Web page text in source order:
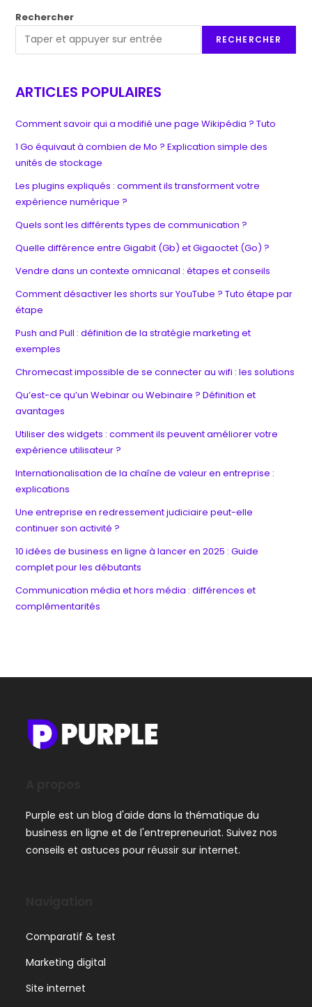
Rechercher
RECHERCHER
ARTICLES POPULAIRES
Comment savoir qui a modifié une page Wikipédia ? Tuto
1 Go équivaut à combien de Mo ? Explication simple des
unités de stockage
Les plugins expliqués : comment ils transforment votre
expérience numérique ?
Quels sont les différents types de communication ?
Quelle différence entre Gigabit (Gb) et Gigaoctet (Go) ?
Vendre dans un contexte omnicanal : étapes et conseils
Comment désactiver les shorts sur YouTube ? Tuto étape par
étape
Push and Pull : définition de la stratégie marketing et
exemples
Chromecast impossible de se connecter au wifi : les solutions
Qu’est-ce qu’un Webinar ou Webinaire ? Définition et
avantages
Utiliser des widgets : comment ils peuvent améliorer votre
expérience utilisateur ?
Internationalisation de la chaîne de valeur en entreprise :
explications
Une entreprise en redressement judiciaire peut-elle
continuer son activité ?
10 idées de business en ligne à lancer en 2025 : Guide
complet pour les débutants
Communication média et hors média : différences et
complémentarités
Purple est un blog d'aide dans la thématique du
business en ligne et de l'entrepreneuriat. Suivez nos
conseils et astuces pour réussir sur internet.
Comparatif & test
Marketing digital
Site internet